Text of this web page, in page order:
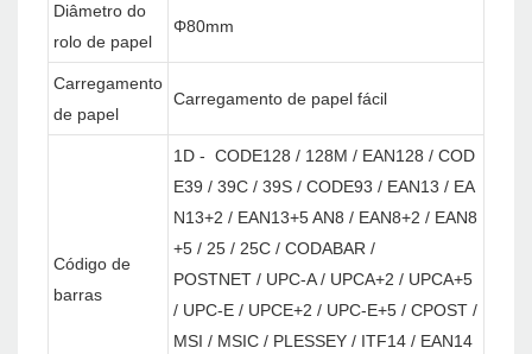
Diâmetro do
rolo de papel
Φ80mm
Carregamento
de papel
Carregamento de papel fácil
Código de
barras
1D - CODE128 / 128M / EAN128 / COD
E39 / 39C / 39S / CODE93 / EAN13 / EA
N13+2 / EAN13+5 AN8 / EAN8+2 / EAN8
+5 / 25 / 25C / CODABAR /
POSTNET / UPC-A / UPCA+2 / UPCA+5
/ UPC-E / UPCE+2 / UPC-E+5 / CPOST /
MSI / MSIC / PLESSEY / ITF14 / EAN14